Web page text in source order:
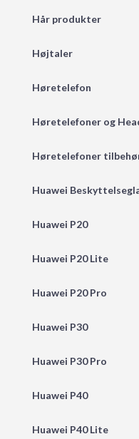
Hår produkter
Højtaler
Høretelefon
Høretelefoner og
Høretelefoner
Huawei
Huawei P20
Huawei P20 Lite
Huawei P20 Pro
Huawei P30
Huawei P30 Pro
Huawei P40
Huawei P40 Lite